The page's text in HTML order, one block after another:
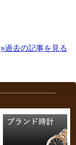
»過去の記事を見る